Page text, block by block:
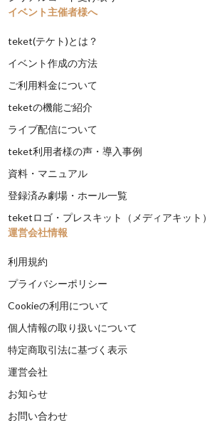
イベント主催者様へ
teket(テケト)とは？
イベント作成の方法
ご利用料金について
teketの機能ご紹介
ライブ配信について
teket利用者様の声・導入事例
資料・マニュアル
登録済み劇場・ホール一覧
teketロゴ・プレスキット（メディアキット）
運営会社情報
利用規約
プライバシーポリシー
Cookieの利用について
個人情報の取り扱いについて
特定商取引法に基づく表示
運営会社
お知らせ
お問い合わせ